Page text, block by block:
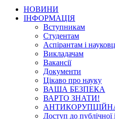
НОВИНИ
ІНФОРМАЦІЯ
Вступникам
Студентам
Аспірантам і
Викладачам
Вакансії
Документи
Цікаво про науку
ВАША БЕЗПЕКА
ВАРТО ЗНАТИ!
Доступ до публічної